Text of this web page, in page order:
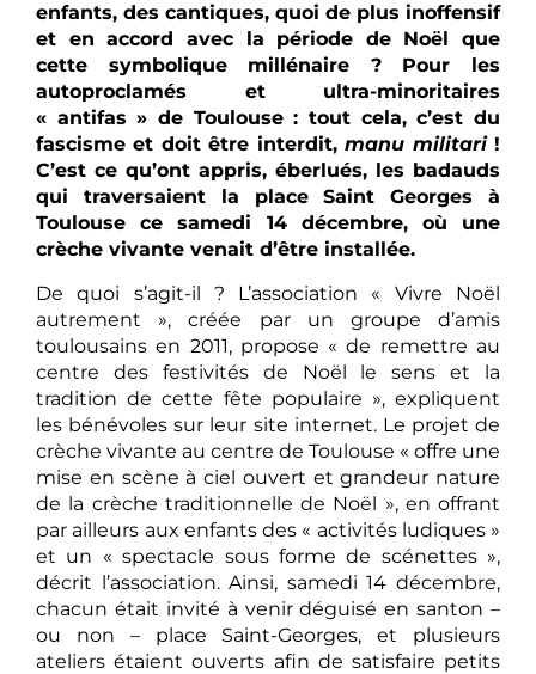
enfants, des cantiques, quoi de plus inoffensif
et en accord avec la période de Noël que
cette symbolique millénaire ? Pour les
autoproclamés et ultra-minoritaires
« antifas » de Toulouse : tout cela, c’est du
fascisme et doit être interdit,manu militari!
C’est ce qu’ont appris, éberlués, les badauds
qui traversaient la place Saint Georges à
Toulouse ce samedi 14 décembre, où une
crèche vivante venait d’être installée.
De quoi s’agit-il ? L’association « Vivre Noël
autrement », créée par un groupe d’amis
toulousains en 2011, propose « de remettre au
centre des festivités de Noël le sens et la
tradition de cette fête populaire », expliquent
les bénévoles sur leur site internet. Le projet de
crèche vivante au centre de Toulouse « offre une
mise en scène à ciel ouvert et grandeur nature
de la crèche traditionnelle de Noël », en offrant
par ailleurs aux enfants des « activités ludiques »
et un « spectacle sous forme de scénettes »,
décrit l’association. Ainsi, samedi 14 décembre,
chacun était invité à venir déguisé en santon –
ou non – place Saint-Georges, et plusieurs
ateliers étaient ouverts afin de satisfaire petits